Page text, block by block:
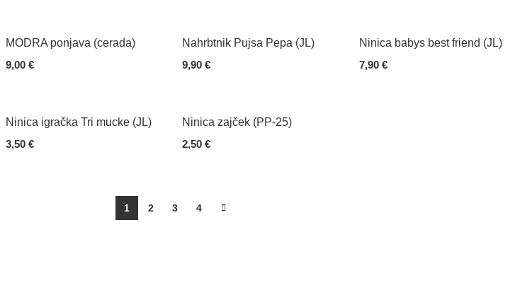
MODRA ponjava (cerada)
9,00 €
Nahrbtnik Pujsa Pepa (JL)
9,90 €
Ninica babys best friend (JL)
7,90 €
Ninica igračka Tri mucke (JL)
3,50 €
Ninica zajček (PP-25)
2,50 €
1 2 3 4